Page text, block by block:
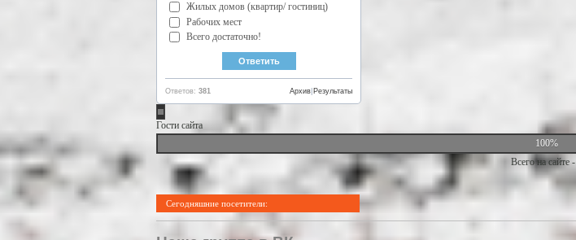
Жилых домов (квартир/ гостиниц)
Рабочих мест
Всего достаточно!
Ответов: 381 Результаты
Архив
Гости сайта
100%
Всего на сайте -
Сегодняшние посетители: